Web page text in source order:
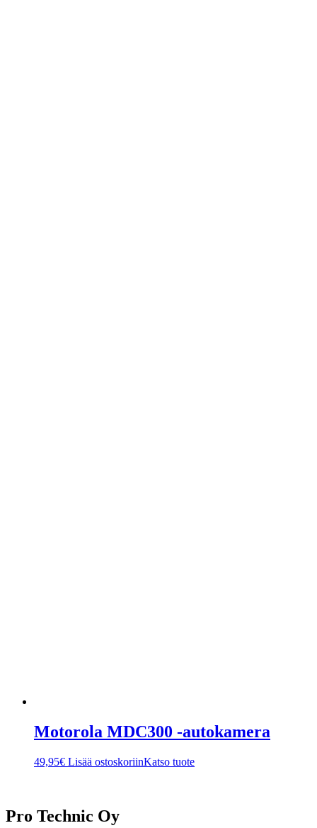
Motorola MDC300 -autokamera
49,95€ Lisää ostoskoriinKatso tuote
Pro Technic Oy